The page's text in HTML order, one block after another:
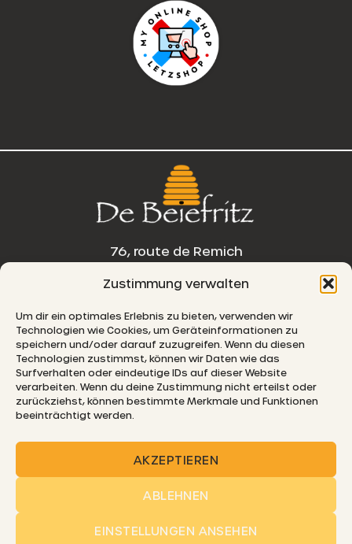
Zustimmung verwalten
Um dir ein optimales Erlebnis zu bieten, verwenden wir
Technologien wie Cookies, um Geräteinformationen zu
speichern und/oder darauf zuzugreifen. Wenn du diesen
Technologien zustimmst, können wir Daten wie das
Surfverhalten oder eindeutige IDs auf dieser Website
verarbeiten. Wenn du deine Zustimmung nicht erteilst oder
zurückziehst, können bestimmte Merkmale und Funktionen
beeinträchtigt werden.
AKZEPTIEREN
ABLEHNEN
EINSTELLUNGEN ANSEHEN
76, route de Remich
L-5330 Moutfort
E-MAIL
© 2026 De Beiefritz